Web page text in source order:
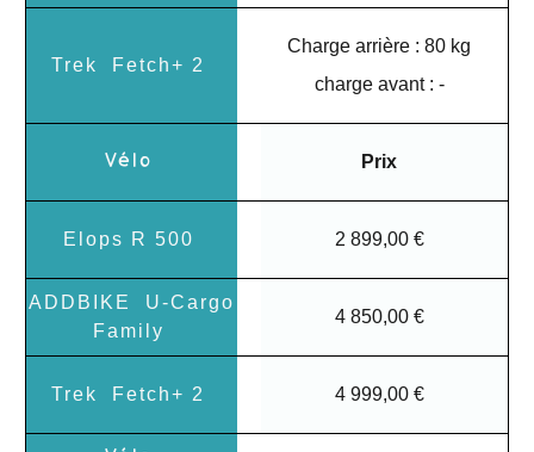
Charge arrière : 80 kg
charge avant : -
Prix
2 899,00 €
4 850,00 €
4 999,00 €